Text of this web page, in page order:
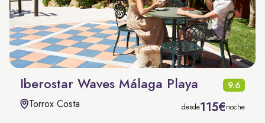
Iberostar Waves Málaga Playa 9.6
Torrox Costa desde115€noche